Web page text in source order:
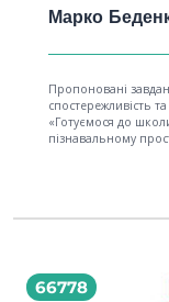
Марко
Пропоновані
спостережливість
«Готуємося до
пізнавальному
66778